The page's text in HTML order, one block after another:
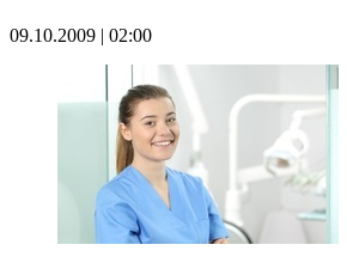
09.10.2009 | 02:00